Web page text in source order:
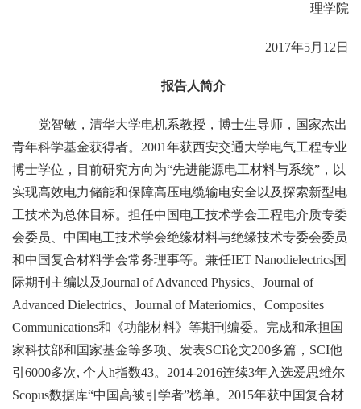
理学院
2017年5月12日
报告人简介
党智敏，清华大学电机系教授，博士生导师，国家杰出
青年科学基金获得者。2001年获西安交通大学电气工程专业
博士学位，目前研究方向为“先进能源电工材料与系统”，以
实现高效电力储能和保障高压电缆输电安全以及探索新型电
工技术为总体目标。担任中国电工技术学会工程电介质专委
会委员、中国电工技术学会绝缘材料与绝缘技术专委会委员
和中国复合材料学会常务理事等。兼任IET Nanodielectrics国
际期刊主编以及Journal of Advanced Physics、Journal of
Advanced Dielectrics、Journal of Materiomics、Composites
Communications和《功能材料》等期刊编委。完成和承担国
家科技部和国家基金等多项、发表SCI论文200多篇，SCI他
引6000多次, 个人h指数43。2014-2016连续3年入选爱思维尔
Scopus数据库“中国高被引学者”榜单。2015年获中国复合材